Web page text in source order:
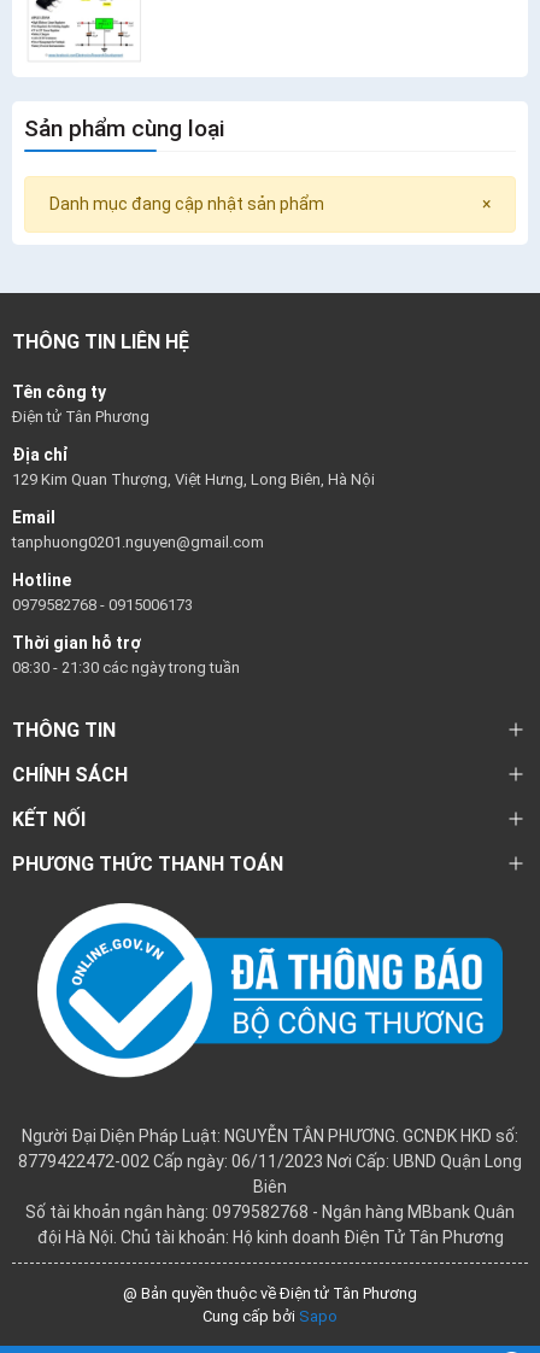
Sản phẩm cùng loại
×
Danh mục đang cập nhật sản phẩm
THÔNG TIN LIÊN HỆ
Tên công ty
Điện tử Tân Phương
Địa chỉ
129 Kim Quan Thượng, Việt Hưng, Long Biên, Hà Nội
Email
tanphuong0201.nguyen@gmail.com
Hotline
0979582768 - 0915006173
Thời gian hỗ trợ
08:30 - 21:30 các ngày trong tuần
THÔNG TIN
CHÍNH SÁCH
KẾT NỐI
PHƯƠNG THỨC THANH TOÁN
Người Đại Diện Pháp Luật: NGUYỄN TÂN PHƯƠNG. GCNĐK HKD số:
8779422472-002 Cấp ngày: 06/11/2023 Nơi Cấp: UBND Quận Long
Biên
Số tài khoản ngân hàng: 0979582768 - Ngân hàng MBbank Quân
đội Hà Nội. Chủ tài khoản: Hộ kinh doanh Điện Tử Tân Phương
@ Bản quyền thuộc về Điện tử Tân Phương
Cung cấp bởi Sapo